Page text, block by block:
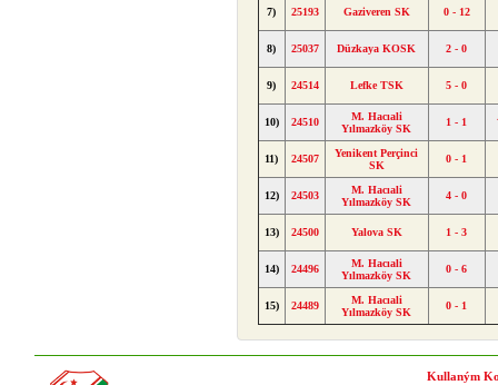
7) 25193 Gaziveren SK 0 - 12
8) 25037 Düzkaya KOSK 2 - 0
9) 24514 Lefke TSK 5 - 0
10) 24510
M. Hacıali
Yılmazköy SK
1 - 1
11) 24507
Yenikent Perçinci
SK
0 - 1
12) 24503
M. Hacıali
Yılmazköy SK
4 - 0
13) 24500 Yalova SK 1 - 3
14) 24496
M. Hacıali
Yılmazköy SK
0 - 6
15) 24489
M. Hacıali
Yılmazköy SK
0 - 1
Kullaným